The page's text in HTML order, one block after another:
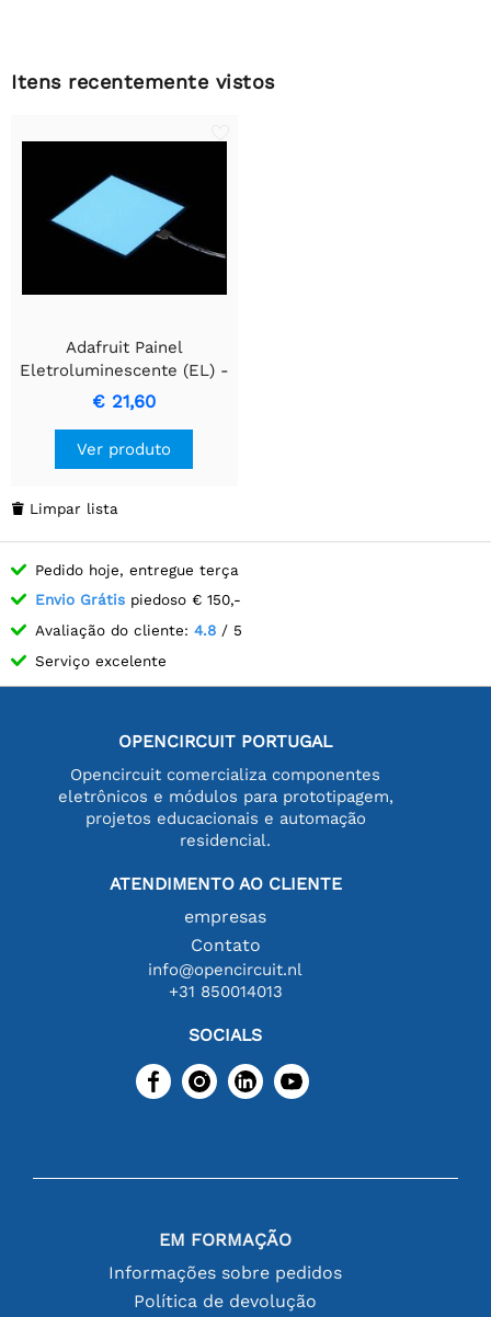
Itens recentemente vistos
Adafruit Painel
Eletroluminescente (EL) -
10cm x 10cm Branco
€ 21,60
Ver produto
 Limpar lista
Pedido hoje, entregue terça
Envio Grátis piedoso € 150,-
Avaliação do cliente: 4.8 / 5
Serviço excelente
OPENCIRCUIT PORTUGAL
Opencircuit comercializa componentes
eletrônicos e módulos para prototipagem,
projetos educacionais e automação
residencial.
ATENDIMENTO AO CLIENTE
empresas
Contato
info@opencircuit.nl
+31 850014013
SOCIALS
EM FORMAÇÃO
Informações sobre pedidos
Política de devolução